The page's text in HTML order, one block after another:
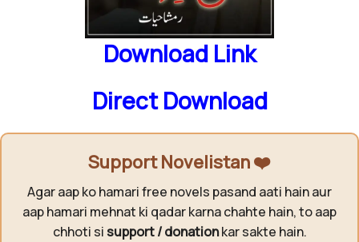
Download Link
Direct Download
Support Novelistan ❤️
Agar aap ko hamari free novels pasand aati hain aur
aap hamari mehnat ki qadar karna chahte hain, to aap
chhoti si support / donationkar sakte hain.